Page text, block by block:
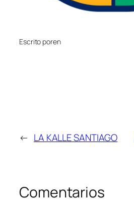
Escrito poren
← LA KALLE SANTIAGO
Comentarios